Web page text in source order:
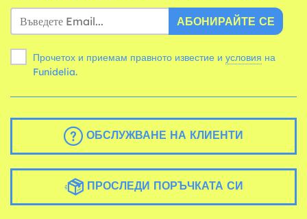
АБОНИРАЙТЕ СЕ
Прочетох и приемам правното известие и условия
Funidelia.
ОБСЛУЖВАНЕ НА КЛИЕНТИ
ПРОСЛЕДИ ПОРЪЧКАТА СИ